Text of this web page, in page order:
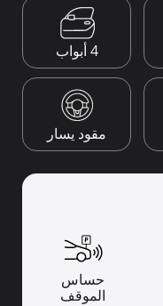
4 أبواب
مقود يسار
حساس
الموقف